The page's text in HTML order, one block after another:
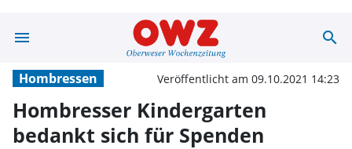
menu Hombresser search
Hombressen Veröffentlicht am 09.10.2021 14:23
Hombresser Kindergarten
bedankt sich für Spenden